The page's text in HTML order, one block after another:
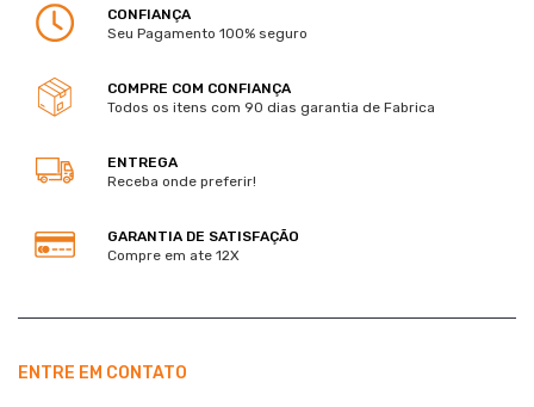
CONFIANÇA
Seu Pagamento 100% seguro
COMPRE COM CONFIANÇA
Todos os itens com 90 dias garantia de Fabrica
ENTREGA
Receba onde preferir!
GARANTIA DE SATISFAÇÃO
Compre em ate 12X
ENTRE EM CONTATO